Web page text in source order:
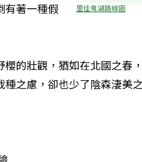
里佳鬼湖路線圖
有著一種假
的壯觀，猶如在北國之春
之慮，卻也少了陰森淒美